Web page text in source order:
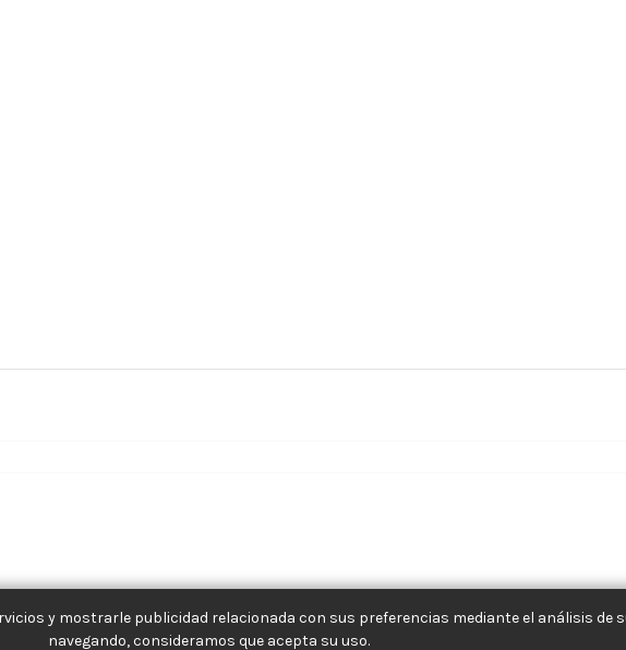
y mostrarle publicidad relacionada con sus preferencias mediante el análisis de
navegando, consideramos que acepta su uso.